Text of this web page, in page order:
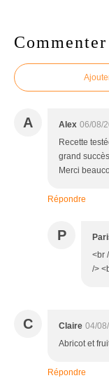
A Alex 06/08/
Recette
grand
Merci
Répondre
P
<br
/>
C Claire 04/
Abricot et
Répondre